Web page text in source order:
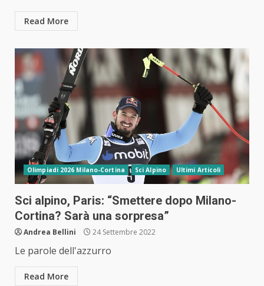
Read More
Olimpiadi 2026 Milano-Cortina Sci Alpino Ultimi Articoli
Sci alpino, Paris: “Smettere dopo Milano-
Cortina? Sarà una sorpresa”
Andrea Bellini 24 Settembre 2022
Le parole dell'azzurro
Read More